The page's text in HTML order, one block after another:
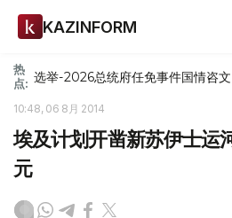
KAZINFORM
热
点: 选举-2026总统府任免事件国情咨文
10:48, 06 8月 2014
埃及计划开凿新苏伊士运
元